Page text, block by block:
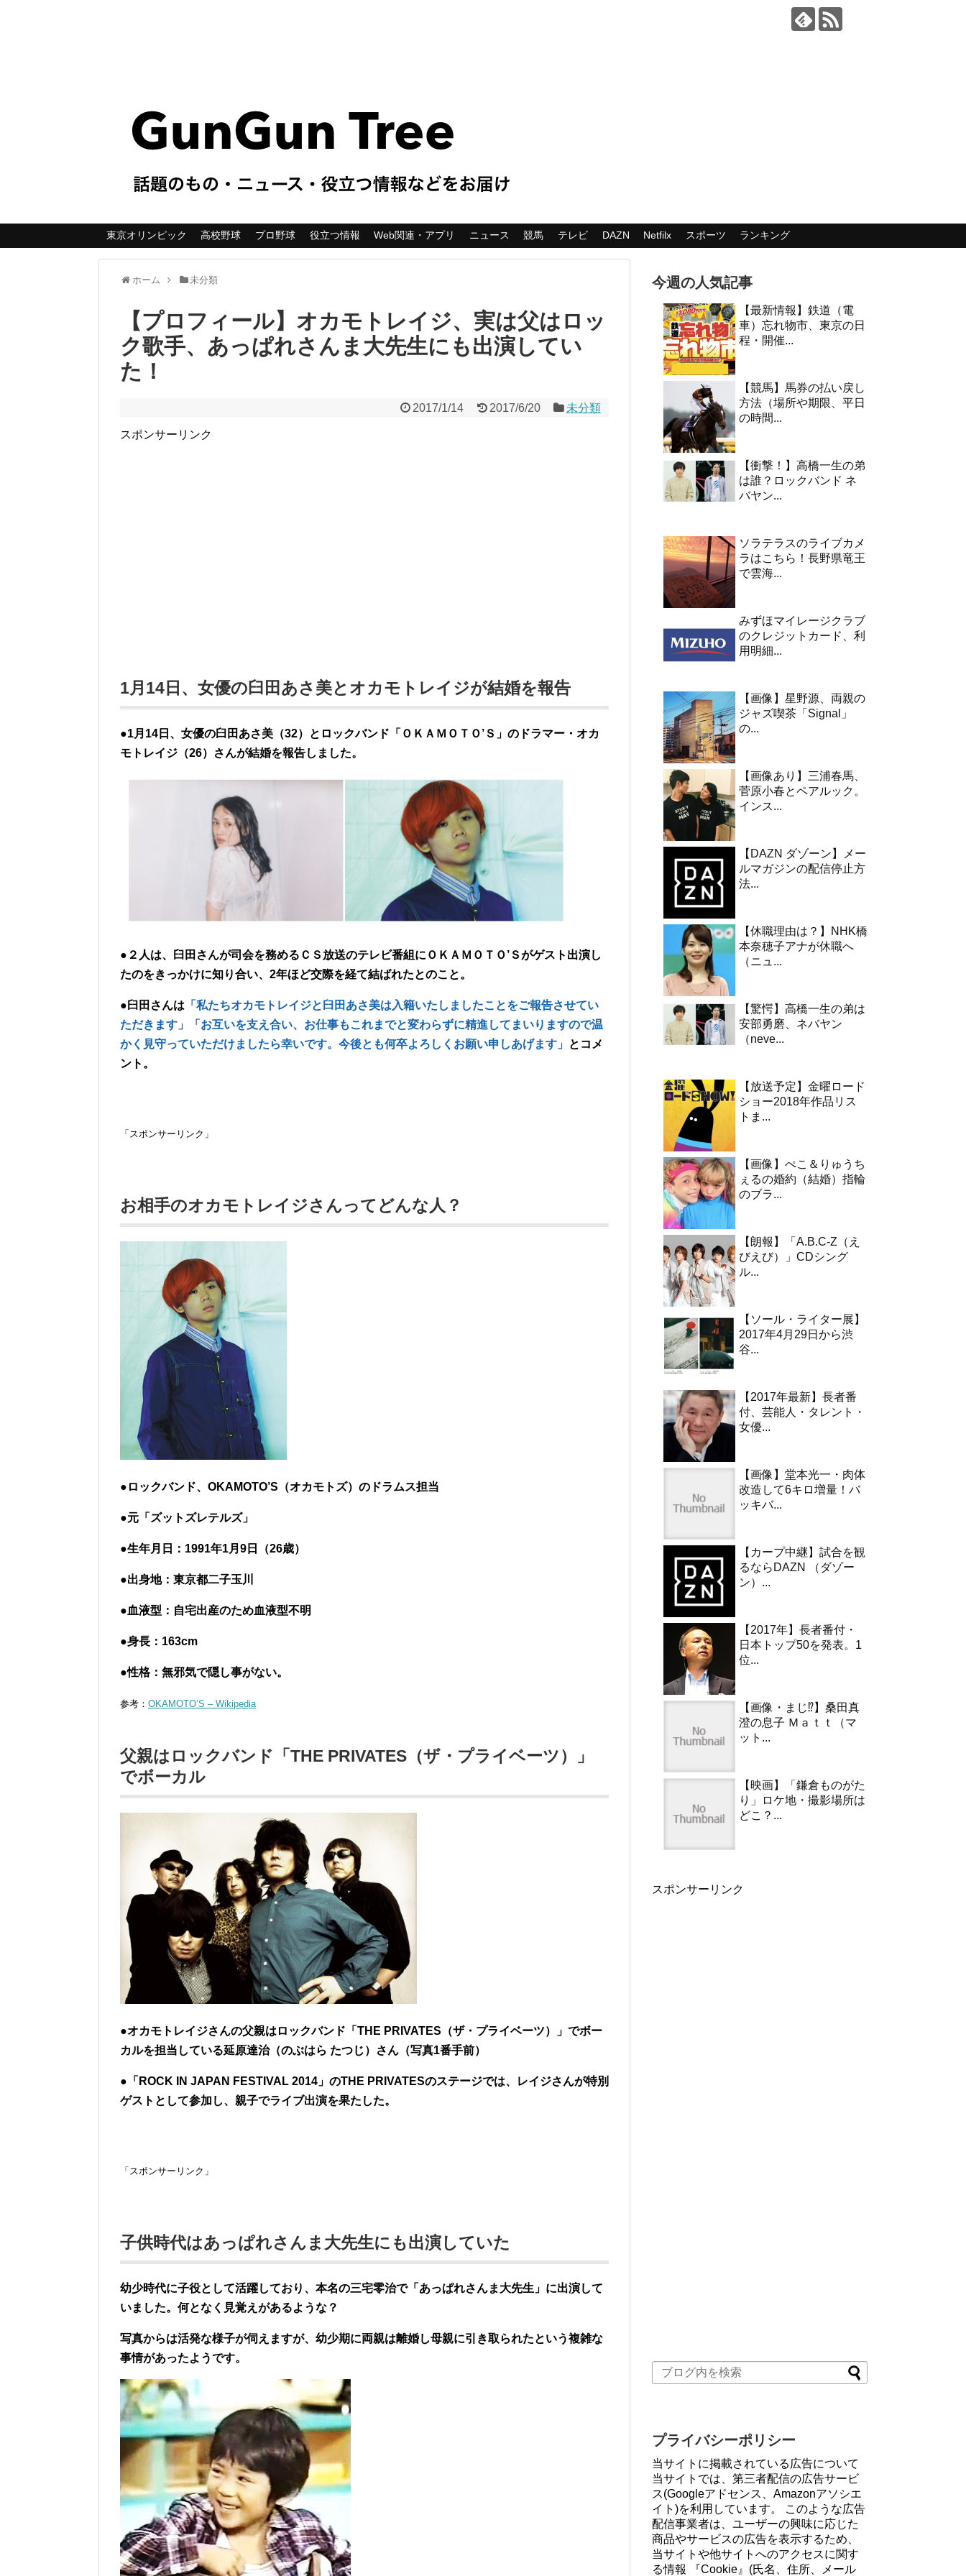
東京オリンピック 高校野球 プロ野球 役立つ情報 Web関連・アプリ ニュース 競馬 テレビ DAZN Netfilx スポーツ ランキング
ホーム 未分類
【プロフィール】オカモトレイジ、実は父はロッ
ク歌手、あっぱれさんま大先生にも出演してい
た！
2017/1/14 2017/6/20 未分類
スポンサーリンク
1月14日、女優の臼田あさ美とオカモトレイジが結婚を報告
●1月14日、女優の臼田あさ美（32）とロックバンド「ＯＫＡＭＯＴＯ’Ｓ」のドラマー・オカ
モトレイジ（26）さんが結婚を報告しました。
●２人は、臼田さんが司会を務めるＣＳ放送のテレビ番組にＯＫＡＭＯＴＯ’Ｓがゲスト出演し
たのをきっかけに知り合い、2年ほど交際を経て結ばれたとのこと。
●臼田さんは 「私たちオカモトレイジと臼田あさ美は入籍いたしましたことをご報告させてい
ただきます」「お互いを支え合い、お仕事もこれまでと変わらずに精進してまいりますので温
かく見守っていただけましたら幸いです。今後とも何卒よろしくお願い申しあげます」 とコメ
ント。
「スポンサーリンク」
お相手のオカモトレイジさんってどんな人？
●ロックバンド、OKAMOTO’S（オカモトズ）のドラムス担当
●元「ズットズレテルズ」
●生年月日：1991年1月9日（26歳）
●出身地：東京都二子玉川
●血液型：自宅出産のため血液型不明
●身長：163cm
●性格：無邪気で隠し事がない。
参考： OKAMOTO’S – Wikipedia
父親はロックバンド「THE PRIVATES（ザ・プライベーツ）」
でボーカル
●オカモトレイジさんの父親はロックバンド「THE PRIVATES（ザ・プライベーツ）」でボー
カルを担当している延原達治（のぶはら たつじ）さん（写真1番手前）
●「ROCK IN JAPAN FESTIVAL 2014」のTHE PRIVATESのステージでは、レイジさんが特別
ゲストとして参加し、親子でライブ出演を果たした。
「スポンサーリンク」
子供時代はあっぱれさんま大先生にも出演していた
幼少時代に子役として活躍しており、本名の三宅零治で「あっぱれさんま大先生」に出演して
いました。何となく見覚えがあるような？
写真からは活発な様子が伺えますが、幼少期に両親は離婚し母親に引き取られたという複雑な
事情があったようです。
今週の人気記事
【最新情報】鉄道（電
車）忘れ物市、東京の日
程・開催...
【競馬】馬券の払い戻し
方法（場所や期限、平日
の時間...
【衝撃！】高橋一生の弟
は誰？ロックバンド ネ
バヤン...
ソラテラスのライブカメ
ラはこちら！長野県竜王
で雲海...
みずほマイレージクラブ
のクレジットカード、利
用明細...
【画像】星野源、両親の
ジャズ喫茶「Signal」
の...
【画像あり】三浦春馬、
菅原小春とペアルック。
インス...
【DAZN ダゾーン】メー
ルマガジンの配信停止方
法...
【休職理由は？】NHK橋
本奈穂子アナが休職へ
（ニュ...
【驚愕】高橋一生の弟は
安部勇磨、ネバヤン
（neve...
【放送予定】金曜ロード
ショー2018年作品リス
トま...
【画像】ぺこ＆りゅうち
ぇるの婚約（結婚）指輪
のブラ...
【朗報】「A.B.C-Z（え
びえび）」CDシング
ル...
【ソール・ライター展】
2017年4月29日から渋
谷...
【2017年最新】長者番
付、芸能人・タレント・
女優...
【画像】堂本光一・肉体
改造して6キロ増量！バ
ッキバ...
【カープ中継】試合を観
るならDAZN （ダゾー
ン）...
【2017年】長者番付・
日本トップ50を発表。1
位...
【画像・まじ⁉︎】桑田真
澄の息子 Ｍａｔｔ（マ
ット...
【映画】「鎌倉ものがた
り」ロケ地・撮影場所は
どこ？...
スポンサーリンク
プライバシーポリシー
当サイトに掲載されている広告について
当サイトでは、第三者配信の広告サービ
ス(Googleアドセンス、Amazonアソシエ
イト)を利用しています。 このような広告
配信事業者は、ユーザーの興味に応じた
商品やサービスの広告を表示するため、
当サイトや他サイトへのアクセスに関す
る情報 『Cookie』(氏名、住所、メール